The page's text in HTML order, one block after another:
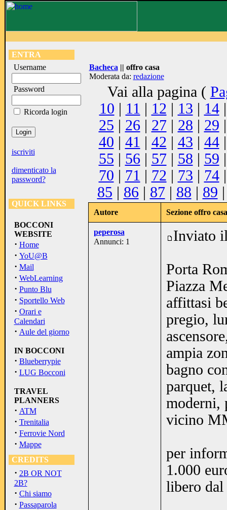
ENTRA
Username
Password
Ricorda login
iscriviti
dimenticato la
password?
QUICK LINKS
BOCCONI
WEBSITE
· Home
· YoU@B
· Mail
· WebLearning
· Punto Blu
· Sportello Web
· Orari e
Calendari
· Aule del giorno
IN BOCCONI
· Blueberrypie
· LUG Bocconi
TRAVEL
PLANNERS
· ATM
· Trenitalia
· Ferrovie Nord
· Mappe
CREDITS
· 2B OR NOT
2B?
· Chi siamo
· Passaparola
Bacheca || offro casa
Moderata da: redazione
Vai alla pagina (
10 | 11 | 12 | 13 | 14
25 | 26 | 27| 28 | 29
40 | 41 | 42 | 43 | 44
55 | 56 | 57| 58 | 59
70 | 71 | 72 | 73 | 74
85 | 86 | 87| 88 | 89
Autore Sezione offro casa
peperosa
Annunci: 1
Inviato
Porta
Piazza
affittasi
pregio,
ampia
bagno
parquet,
moderni,
vicino
per
1.000
libero dal